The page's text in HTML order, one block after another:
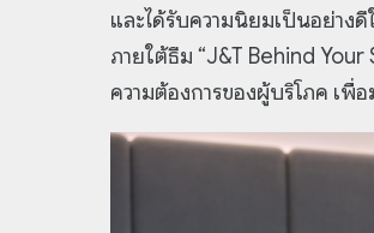
และได้รับความนิยมเป็นอย่าง
ภายใต้ธีม “J&T Behind
ความต้องการของผู้บริโภค เ